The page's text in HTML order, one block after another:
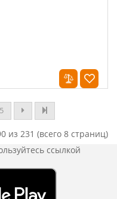
5
из 231 (всего 8 страниц)
ссылкой